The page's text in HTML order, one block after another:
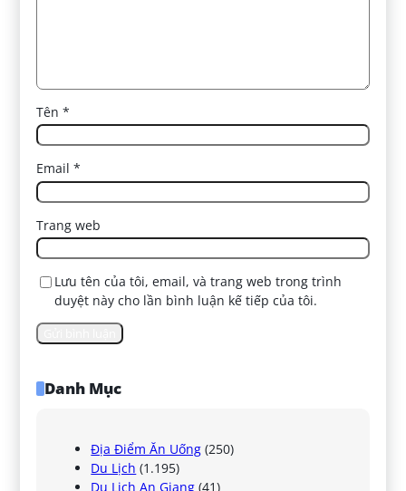
Tên*
Email*
Trang web
Lưu tên của tôi, email, và trang web trong trình
duyệt này cho lần bình luận kế tiếp của tôi.
Danh Mục
Địa Điểm Ăn Uống (250)
Du Lịch (1.195)
Du Lịch An Giang (41)